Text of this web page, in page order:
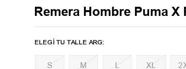
Remera Hombre Puma X
M L XL